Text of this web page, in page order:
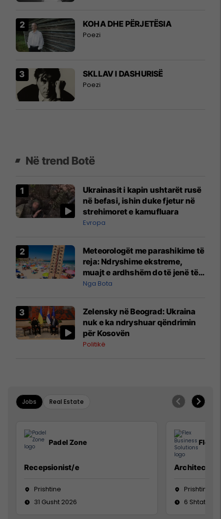
KOHA DHE PËRJETËSIA
Poezi
SKLLAV I DASHURISË
Poezi
Në trend Botë
Ukrainasit i kapin ushtarët rusë
në befasi, ishin duke fjetur në
strehimoret e kamufluara
Evropa
Meteorologët me parashikime të
reja: Ndryshime ekstreme,
muajt e ardhshëm do të jenë të
pazakontë
Nga Bota
Zelensky në Beograd: Ukraina
nuk e ka ndryshuar qëndrimin
për Kosovën
Politikë
Jobs Real Estate
Padel Zone
Recepsionist/e
Prishtine
31 Gusht 2026
Flex
Architect
Prishtinë
6 Shtator